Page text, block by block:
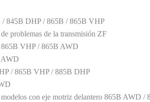
/ 845B DHP / 865B / 865B VHP
problemas de la transmisión ZF
VHP / 865B AWD
/ 865B VHP / 885B DHP
con eje motriz delantero 865B AWD /